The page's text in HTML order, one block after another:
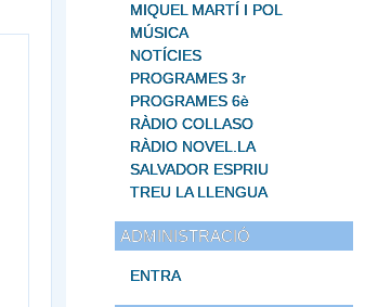
MIQUEL MARTÍ I POL
MÚSICA
NOTÍCIES
PROGRAMES 3r
PROGRAMES 6è
RÀDIO COLLASO
RÀDIO NOVEL.LA
SALVADOR ESPRIU
TREU LA LLENGUA
ADMINISTRACIÓ
ENTRA